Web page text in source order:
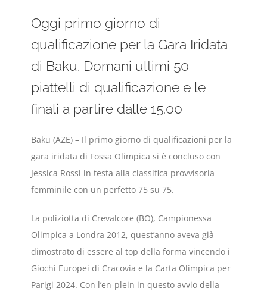
Oggi primo giorno di
qualificazione per la Gara Iridata
di Baku. Domani ultimi 50
piattelli di qualificazione e le
finali a partire dalle 15.00
Baku (AZE) – Il primo giorno di qualificazioni per la
gara iridata di Fossa Olimpica si è concluso con
Jessica Rossi in testa alla classifica provvisoria
femminile con un perfetto 75 su 75.
La poliziotta di Crevalcore (BO), Campionessa
Olimpica a Londra 2012, quest’anno aveva già
dimostrato di essere al top della forma vincendo i
Giochi Europei di Cracovia e la Carta Olimpica per
Parigi 2024. Con l’en-plein in questo avvio della